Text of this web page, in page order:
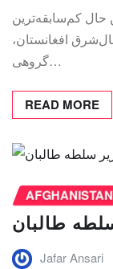
کم‌سابقه‌ترین
افغانستان،
گروهی…
READ MORE
طالبان
Jafar Ansari